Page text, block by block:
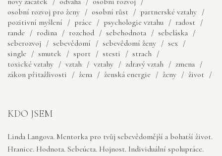
osobní rozvoj pro ženy
osobní růst
partnerské vztahy
pozitivní myšlení
práce psychologie vztahu
radost
rande
rodina rozchod sebehodnota
sebeláska
seberozvoj
sebevědomí sebevědomí ženy
sex
single
smutek sport stesti
strach
toxické vztahy
vztah vztahy zdravý vztah
zmena
zákon přitažlivosti
žena ženská energie ženy život
KDO JSEM
Linda Langova. Mentorka pro tvůj sebevědomější a bohatší život.
Hranice. Hodnota. Sebeúcta. Hojnost. Individuální spolupráce.